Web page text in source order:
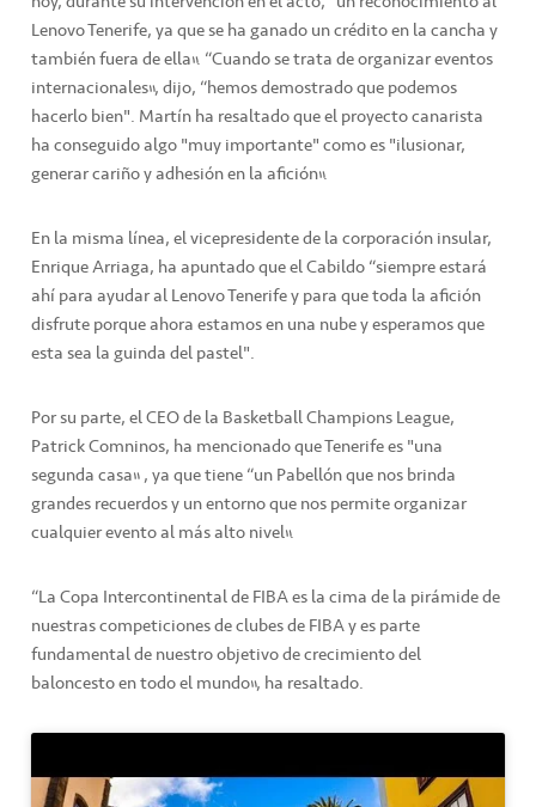
Lenovo Tenerife, ya que se ha ganado un crédito en la cancha y
también fuera de ella”. “Cuando se trata de organizar eventos
internacionales”, dijo, “hemos demostrado que podemos
hacerlo bien". Martín ha resaltado que el proyecto canarista
ha conseguido algo "muy importante" como es "ilusionar,
generar cariño y adhesión en la afición”.
En la misma línea, el vicepresidente de la corporación insular,
Enrique Arriaga, ha apuntado que el Cabildo “siempre estará
ahí para ayudar al Lenovo Tenerife y para que toda la afición
disfrute porque ahora estamos en una nube y esperamos que
esta sea la guinda del pastel".
Por su parte, el CEO de la Basketball Champions League,
Patrick Comninos, ha mencionado que Tenerife es "una
segunda casa” , ya que tiene “un Pabellón que nos brinda
grandes recuerdos y un entorno que nos permite organizar
cualquier evento al más alto nivel”.
“La Copa Intercontinental de FIBA es la cima de la pirámide de
nuestras competiciones de clubes de FIBA y es parte
fundamental de nuestro objetivo de crecimiento del
baloncesto en todo el mundo”, ha resaltado.